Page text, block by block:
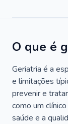
O que é
Geriatria é a
e limitações
prevenir e
como um
saúde e a